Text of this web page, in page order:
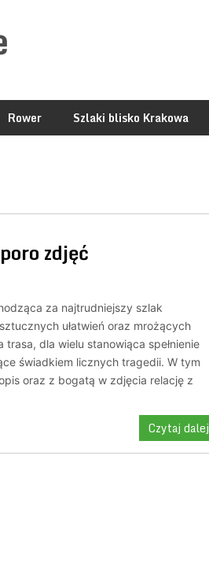
Rower Szlaki blisko Krakowa
zdjęć
za najtrudniejszy szlak
ułatwień oraz mrożących
dla wielu stanowiąca spełnienie
świadkiem licznych tragedii. W tym
oraz z bogatą w zdjęcia relację z
Czytaj dalej